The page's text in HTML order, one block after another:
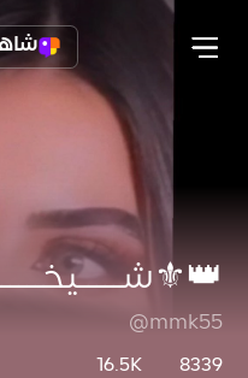
@mmk55
8339
16.5K